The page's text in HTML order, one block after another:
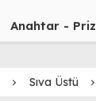
Anahtar - Priz
Sıva Üstü